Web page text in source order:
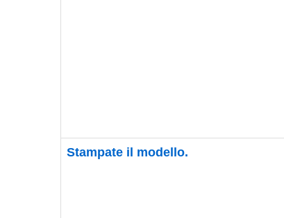
Stampate il modello.